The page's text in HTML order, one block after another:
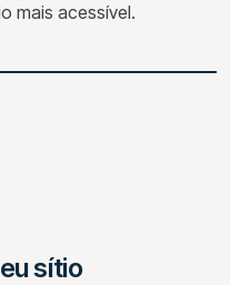
mais acessível.
sítio